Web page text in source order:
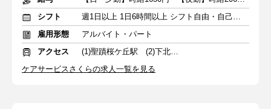
シフト
週1日以上 1日6時間以上 シフト自由・自己申告
雇用形態
アルバイト・パート
アクセス
(1)聖蹟桜ケ丘駅 (2)下北沢駅
ケアサービスさくらの求人一覧を見る